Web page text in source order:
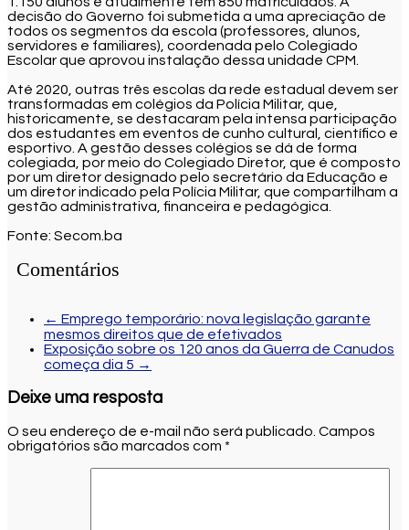
decisão do Governo foi submetida a uma apreciação de
todos os segmentos da escola (professores, alunos,
servidores e familiares), coordenada pelo Colegiado
Escolar que aprovou instalação dessa unidade CPM.
Até 2020, outras três escolas da rede estadual devem ser
transformadas em colégios da Polícia Militar, que,
historicamente, se destacaram pela intensa participação
dos estudantes em eventos de cunho cultural, científico e
esportivo. A gestão desses colégios se dá de forma
colegiada, por meio do Colegiado Diretor, que é composto
por um diretor designado pelo secretário da Educação e
um diretor indicado pela Polícia Militar, que compartilham a
gestão administrativa, financeira e pedagógica.
Fonte: Secom.ba
Comentários
← Emprego temporário: nova legislação garante
mesmos direitos que de efetivados
Exposição sobre os 120 anos da Guerra de Canudos
começa dia 5 →
Deixe uma resposta
O seu endereço de e-mail não será publicado. Campos
obrigatórios são marcados com *